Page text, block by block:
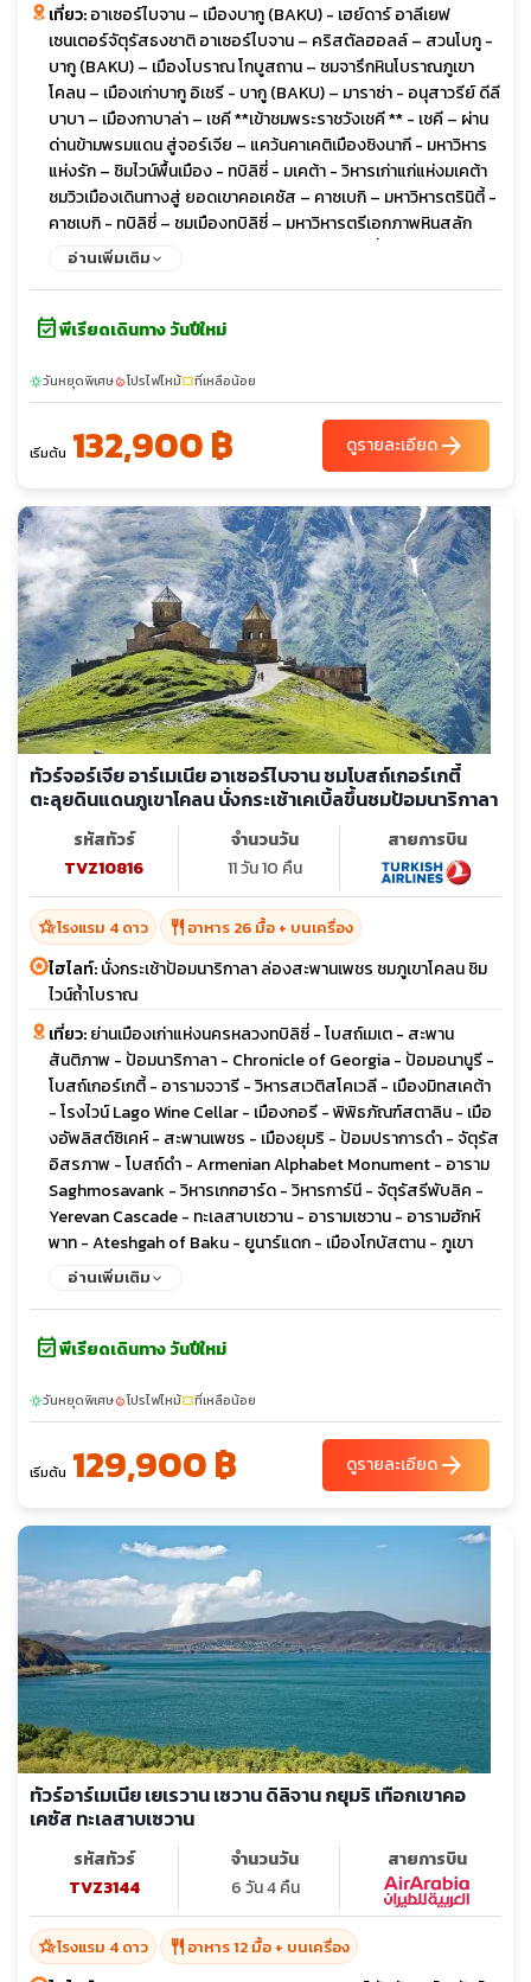
เที่ยว:อาเซอร์ไบจาน – เมืองบากู (BAKU) - เฮย์ดาร์ อาลีเยฟ
เซนเตอร์จัตุรัสธงชาติ อาเซอร์ไบจาน – คริสตัลฮอลล์ – สวนโบกู -
บากู (BAKU) – เมืองโบราณ โกบูสถาน – ชมจารึกหินโบราณภูเขา
โคลน – เมืองเก่าบากู อิเชรี - บากู (BAKU) – มาราซ่า - อนุสาวรีย์ ดีลี
บาบา – เมืองกาบาล่า – เชคี **เข้าชมพระราชวังเชคี ** - เชคี – ผ่าน
ด่านข้ามพรมแดน สู่จอร์เจีย – แคว้นคาเคติเมืองซิงนากี - มหาวิหาร
แห่งรัก – ชิมไวน์พื้นเมือง - ทบิลิซี่ - มเคต้า - วิหารเก่าแก่แห่งมเคต้า
ชมวิวเมืองเดินทางสู่ ยอดเขาคอเคซัส – คาซเบกิ – มหาวิหารตรินิตี้ -
คาซเบกิ - ทบิลิซี่ – ชมเมืองทบิลิซี่ – มหาวิหารตรีเอกภาพหินสลัก
จอร์เจียน - สะพานสันติภาพ – ชมวิวเมือง - ทบิลิซี่ – เมืองโบราณ
รามฮักพัท – เมืองดิลิจัน (The Little Switzerland) - ดิลิจัน – แคว้น
(SEVANAVANK) - เมืองน้ำแร่เจอร์มุก - คันซอเรฟท์ - กระเช้าไฟฟ้า
ทาเทฟ (ยาวที่สุดในโลก)มหาวิหารทาเทฟกลางหุบเขา – โนราแวงค์ -
เยเรวาน - เมืองเอชมีอัดซิน – มหาวิหารซวาร์ตโนทส์ชมเมืองเยเรวาน
- เดอะคาสเคส - น้ำพุเต้นระบำ
อ่านเพิ่มเติม
event_availableพีเรียดเดินทาง วันปีใหม่
sunnyวันหยุดพิเศษlocal_fire_departmentโปรไฟไหม้confirmation_numberที่เหลือน้อย
เริ่มต้น 132,900 ฿ ดูรายละเอียดarrow_forward
ทัวร์จอร์เจีย อาร์เมเนีย อาเซอร์ไบจาน ชมโบสถ์เกอร์เกตี้
ตะลุยดินแดนภูเขาโคลน นั่งกระเช้าเคเบิ้ลขึ้นชมป้อมนาริกาลา
รหัสทัวร์
TVZ10816
จำนวนวัน
11 วัน 10 คืน
สายการบิน
hotel_classโรงแรม 4 ดาว restaurant อาหาร 26 มื้อ + บนเครื่อง
ไฮไลท์:นั่งกระเช้าป้อมนาริกาลา ล่องสะพานเพชร ชมภูเขาโคลน ชิม
ไวน์ถ้ำโบราณ
เที่ยว:ย่านเมืองเก่าแห่งนครหลวงทบิลิซี่ - โบสถ์เมเต - สะพาน
สันติภาพ - ป้อมนาริกาลา - Chronicle of Georgia - ป้อมอนานูรี -
โบสถ์เกอร์เกตี้ - อารามจวารี - วิหารสเวติสโคเวลี - เมืองมิทสเคต้า
- โรงไวน์ Lago Wine Cellar - เมืองกอรี - พิพิธภัณฑ์สตาลิน - เมือ
งอัพลิสต์ซิเคห์ - สะพานเพชร - เมืองยุมริ - ป้อมปราการดำ - จัตุรัส
อิสรภาพ - โบสถ์ดำ - Armenian Alphabet Monument - อาราม
Saghmosavank - วิหารเกกฮาร์ด - วิหารการ์นี - จัตุรัสรีพับลิค -
Yerevan Cascade - ทะเลสาบเซวาน - อารามเซวาน - อารามฮักห์
พาท - Ateshgah of Baku - ยูนาร์แดก - เมืองโกบัสตาน - ภูเขา
โคลน - เมืองเก่าบากู - พระราชวังแห่งราชวงศ์เชอร์วาน - คาราวาน
อ่านเพิ่มเติม
event_availableพีเรียดเดินทาง วันปีใหม่
sunnyวันหยุดพิเศษlocal_fire_departmentโปรไฟไหม้confirmation_numberที่เหลือน้อย
เริ่มต้น 129,900 ฿ ดูรายละเอียดarrow_forward
ทัวร์อาร์เมเนีย เยเรวาน เซวาน ดิลิจาน กยุมริ เทือกเขาคอ
เคซัส ทะเลสาบเซวาน
รหัสทัวร์
TVZ3144
จำนวนวัน
6 วัน 4 คืน
สายการบิน
hotel_classโรงแรม 4 ดาว restaurant อาหาร 12 มื้อ + บนเครื่อง